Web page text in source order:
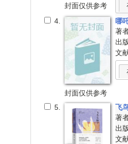
封面仅供参考
4.
封面仅供参考
哪
著
出
文
5.
飞
著
出
文